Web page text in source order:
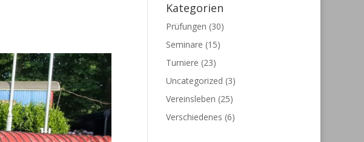
Kategorien
Prüfungen (30)
Seminare (15)
Turniere (23)
Uncategorized (3)
Vereinsleben (25)
Verschiedenes (6)